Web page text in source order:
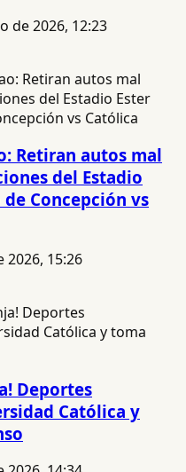
de 2026, 12:23
Retiran autos mal
del Estadio
Concepción vs
2026, 15:26
Deportes
Católica y